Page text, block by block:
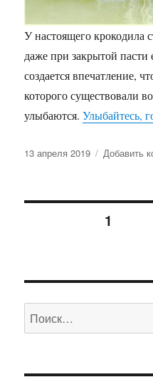
У настоящего крокодила
даже при закрытой
создается впечатление,
которого существовали
улыбаются.Улыбайтесь,
Опубликовано
13 апреля 2019 Добавить
Пагинация
1
Искать: